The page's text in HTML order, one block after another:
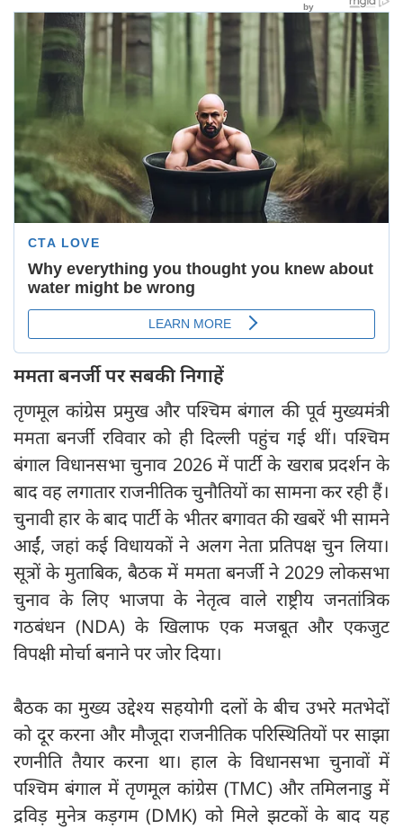
ममता बनर्जी पर सबकी निगाहें
तृणमूल कांग्रेस प्रमुख और पश्चिम बंगाल की पूर्व मुख्यमंत्री
ममता बनर्जी रविवार को ही दिल्ली पहुंच गई थीं। पश्चिम
बंगाल विधानसभा चुनाव 2026 में पार्टी के खराब प्रदर्शन के
बाद वह लगातार राजनीतिक चुनौतियों का सामना कर रही हैं।
चुनावी हार के बाद पार्टी के भीतर बगावत की खबरें भी सामने
आईं, जहां कई विधायकों ने अलग नेता प्रतिपक्ष चुन लिया।
सूत्रों के मुताबिक, बैठक में ममता बनर्जी ने 2029 लोकसभा
चुनाव के लिए भाजपा के नेतृत्व वाले राष्ट्रीय जनतांत्रिक
गठबंधन (NDA) के खिलाफ एक मजबूत और एकजुट
विपक्षी मोर्चा बनाने पर जोर दिया।
बैठक का मुख्य उद्देश्य सहयोगी दलों के बीच उभरे मतभेदों
को दूर करना और मौजूदा राजनीतिक परिस्थितियों पर साझा
रणनीति तैयार करना था। हाल के विधानसभा चुनावों में
पश्चिम बंगाल में तृणमूल कांग्रेस (TMC) और तमिलनाडु में
द्रविड़ मुनेत्र कड़गम (DMK) को मिले झटकों के बाद यह